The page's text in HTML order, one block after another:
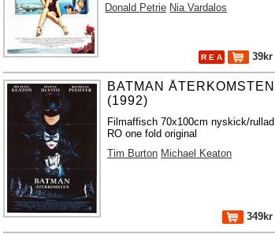
Donald Petrie Nia Vardalos
R E A 39kr
BATMAN ÅTERKOMSTEN
(1992)
Filmaffisch 70x100cm nyskick/rullad
RO one fold original
Tim Burton Michael Keaton
349kr